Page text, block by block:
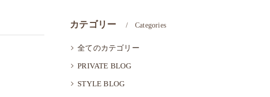
カテゴリー Categories
全てのカテゴリー
PRIVATE BLOG
STYLE BLOG